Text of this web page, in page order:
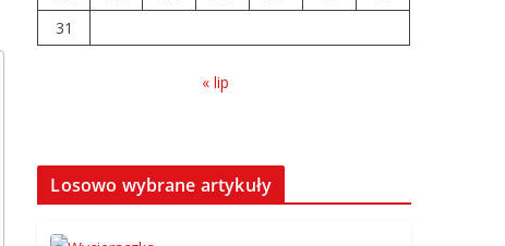
31
« lip
Losowo wybrane artykuły